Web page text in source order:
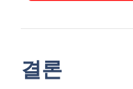
결론